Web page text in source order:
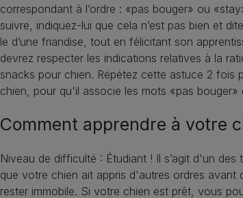
correspondant à l’ordre : «pas bouger» ou
suivre, indiquez-lui que cela n’est pas bien et
le d’une friandise, tout en félicitant son
devrez respecter les indications relatives à la
snacks pour chien. Répétez cette astuce 2 fois
chien, pour qu'il associe les mots «pas
Comment apprendre à votre
Niveau de difficulté : Étudiant ! Il s’agit d'un
que votre chien ait appris d'autres ordres avant
rester immobile. Si votre chien est prêt, vous